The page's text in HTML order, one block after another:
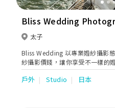
Bliss Wedding
太子
Bliss Wedding 以專業婚紗攝影
紗攝影價錢，讓你享受不一樣的
戶外 Studio 日本